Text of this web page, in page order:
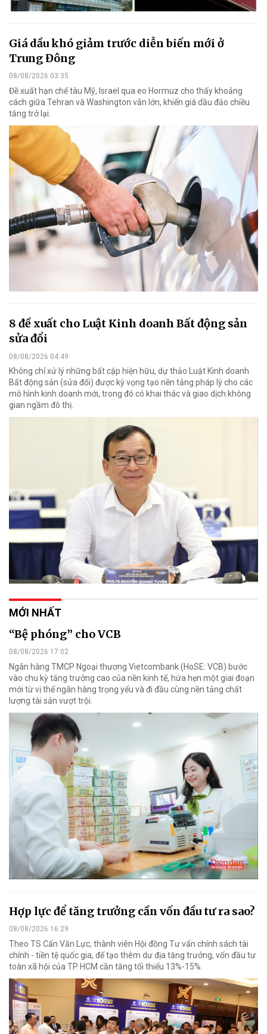
Giá dầu khó giảm trước diễn biến mới ở
Trung Đông
08/08/2026 03:35
Đề xuất hạn chế tàu Mỹ, Israel qua eo Hormuz cho thấy khoảng
cách giữa Tehran và Washington vẫn lớn, khiến giá dầu đảo chiều
tăng trở lại.
8 đề xuất cho Luật Kinh doanh Bất động sản
sửa đổi
08/08/2026 04:49
Không chỉ xử lý những bất cập hiện hữu, dự thảo Luật Kinh doanh
Bất động sản (sửa đổi) được kỳ vọng tạo nền tảng pháp lý cho các
mô hình kinh doanh mới, trong đó có khai thác và giao dịch không
gian ngầm đô thị.
MỚI NHẤT
“Bệ phóng” cho VCB
08/08/2026 17:02
Ngân hàng TMCP Ngoại thương Vietcombank (HoSE: VCB) bước
vào chu kỳ tăng trưởng cao của nền kinh tế, hứa hẹn một giai đoạn
mới từ vị thế ngân hàng trọng yếu và đi đầu cùng nền tảng chất
lượng tài sản vượt trội.
Hợp lực để tăng trưởng cần vốn đầu tư ra sao?
08/08/2026 16:29
Theo TS Cấn Văn Lực, thành viên Hội đồng Tư vấn chính sách tài
chính - tiền tệ quốc gia, để tạo thêm dư địa tăng trưởng, vốn đầu tư
toàn xã hội của TP HCM cần tăng tối thiểu 13%-15%.